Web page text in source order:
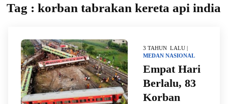
Tag : korban tabrakan kereta api india
3 TAHUN LALU |
MEDAN NASIONAL
Empat Hari
Berlalu, 83
Korban